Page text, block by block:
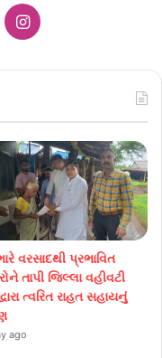
Instagram
વરસાદથી પ્રભાવિત
તાપી જિલ્લા વહીવટી
ત્વરિત રાહત સહાયનું
ago